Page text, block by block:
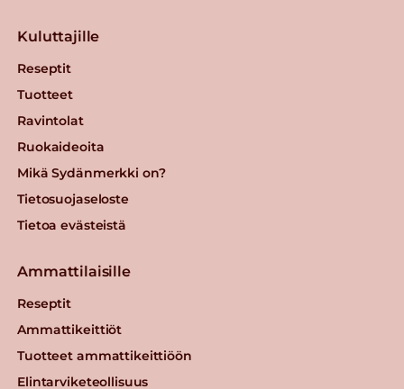
Kuluttajille
Reseptit
Tuotteet
Ravintolat
Ruokaideoita
Mikä Sydänmerkki on?
Tietosuojaseloste
Tietoa evästeistä
Ammattilaisille
Reseptit
Ammattikeittiöt
Tuotteet ammattikeittiöön
Elintarviketeollisuus